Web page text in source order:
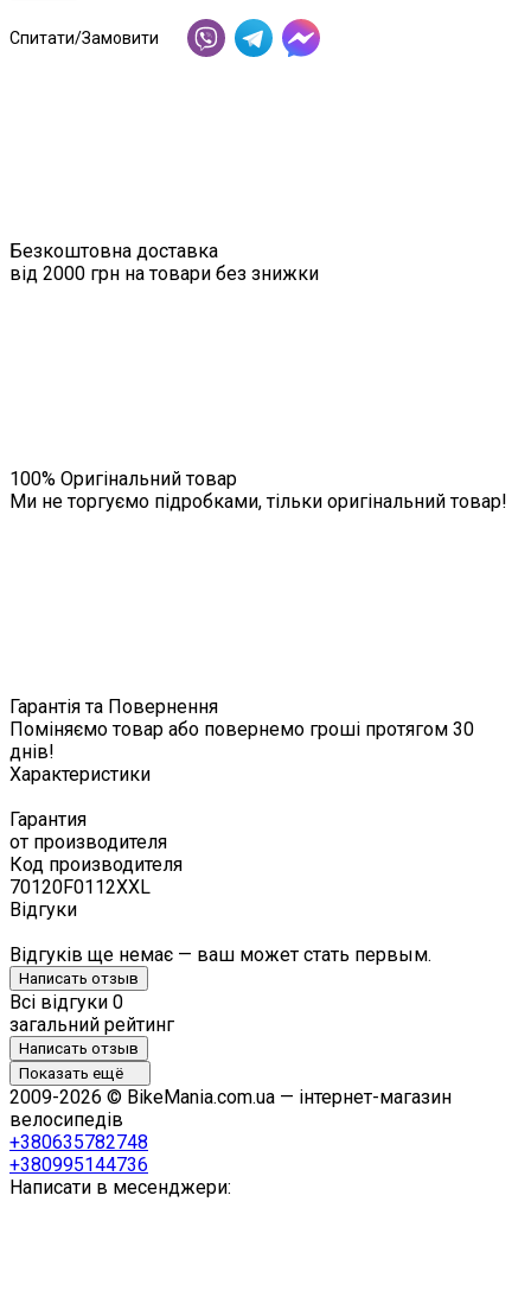
Спитати/Замовити
Безкоштовна доставка
від 2000 грн на товари без знижки
100% Оригінальний товар
Ми не торгуємо підробками, тільки оригінальний товар!
Гарантія та Повернення
Поміняємо товар або повернемо гроші протягом 30
днів!
Характеристики
Гарантия
от производителя
Код производителя
70120F0112XXL
Відгуки
Відгуків ще немає — ваш может стать первым.
Написать отзыв
Всі відгуки 0
загальний рейтинг
Написать отзыв
Показать ещё
2009-2026 © BikeMania.com.ua — інтернет-магазин
велосипедів
+380635782748
+380995144736
Написати в месенджери: